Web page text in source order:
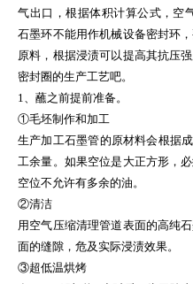
气出口，根据体积计算公式，空
石墨环不能用作机械设备密封环
原料，根据浸渍可以提高其抗压
密封圈的生产工艺吧。
1、蘸之前提前准备。
①毛坯制作和加工
生产加工石墨管的原材料会根据
工余量。如果空位是大正方形，
空位不允许有多余的油。
②清洁
用空气压缩清理管道表面的高纯
面的缝隙，危及实际浸渍效果。
③超低温烘烤